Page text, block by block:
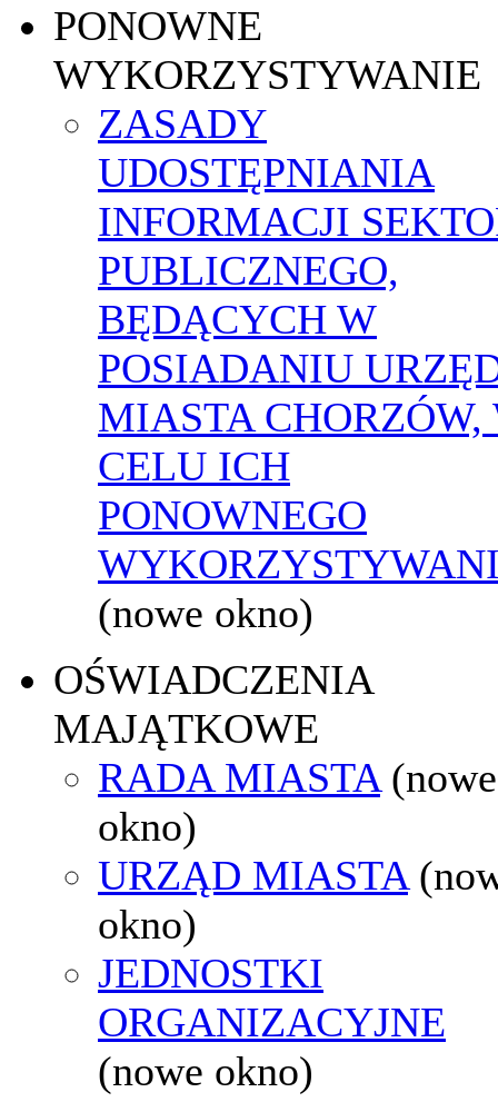
PONOWNE
WYKORZYSTYWANIE
ZASADY
UDOSTĘPNIANIA
INFORMACJI
PUBLICZNEGO,
BĘDĄCYCH W
POSIADANIU
MIASTA CHORZÓW,
CELU ICH
PONOWNEGO
(nowe okno)
OŚWIADCZENIA
MAJĄTKOWE
RADA MIASTA (nowe
okno)
URZĄD MIASTA
okno)
JEDNOSTKI
ORGANIZACYJNE
(nowe okno)